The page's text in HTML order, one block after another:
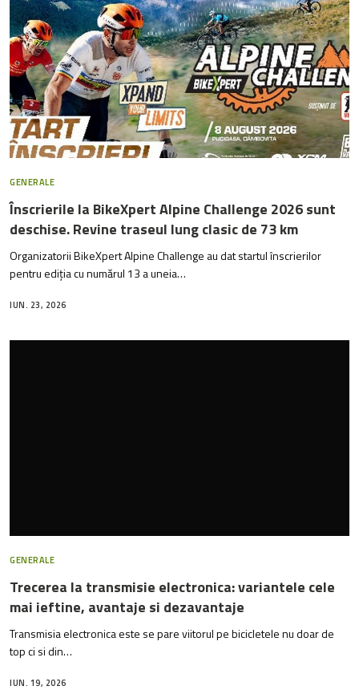
GENERALE
Înscrierile la BikeXpert Alpine Challenge 2026 sunt
deschise. Revine traseul lung clasic de 73 km
Organizatorii BikeXpert Alpine Challenge au dat startul înscrierilor
pentru ediția cu numărul 13 a uneia…
IUN. 23, 2026
GENERALE
Trecerea la transmisie electronica: variantele cele
mai ieftine, avantaje si dezavantaje
Transmisia electronica este se pare viitorul pe bicicletele nu doar de
top ci si din…
IUN. 19, 2026